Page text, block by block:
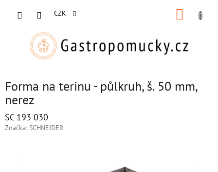
CZK
Forma na terinu - půlkruh, š. 50 mm,
nerez
SC 193 030
Značka: SCHNEIDER